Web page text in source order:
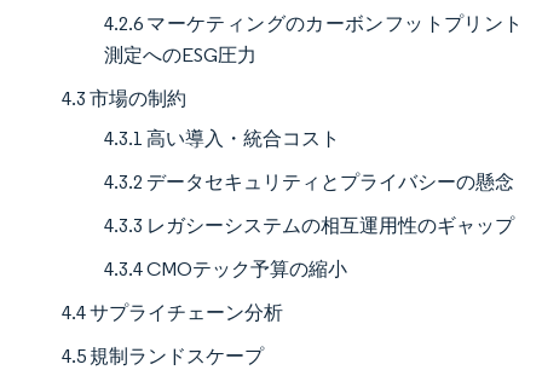
4.2.6 マーケティングのカーボンフットプリント
測定へのESG圧力
4.3 市場の制約
4.3.1 高い導入・統合コスト
4.3.2 データセキュリティとプライバシーの懸念
4.3.3 レガシーシステムの相互運用性のギャップ
4.3.4 CMOテック予算の縮小
4.4 サプライチェーン分析
4.5 規制ランドスケープ